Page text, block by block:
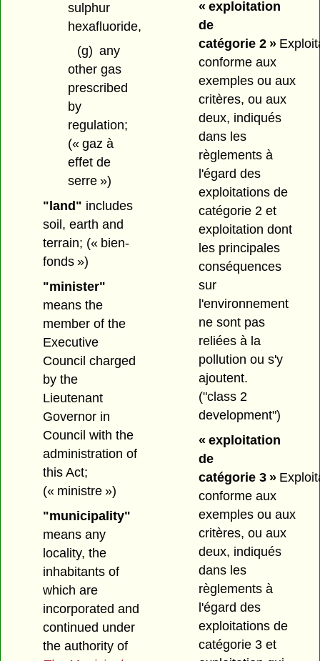
sulphur
hexafluoride,
(g) any
other gas
prescribed
by
regulation;
(« gaz à
effet de
serre »)
"land" includes
soil, earth and
terrain; (« bien-
fonds »)
"minister"
means the
member of the
Executive
Council charged
by the
Lieutenant
Governor in
Council with the
administration of
this Act;
(« ministre »)
"municipality"
means any
locality, the
inhabitants of
which are
incorporated and
continued under
the authority of
« exploitation
de
catégorie 2 »
conforme aux
exemples ou aux
critères, ou aux
deux, indiqués
dans les
règlements à
l'égard des
exploitations de
catégorie 2 et
exploitation dont
les principales
conséquences
sur
l'environnement
ne sont pas
reliées à la
pollution ou s'y
ajoutent.
("class 2
development")
« exploitation
de
catégorie 3 »
conforme aux
exemples ou aux
critères, ou aux
deux, indiqués
dans les
règlements à
l'égard des
exploitations de
catégorie 3 et